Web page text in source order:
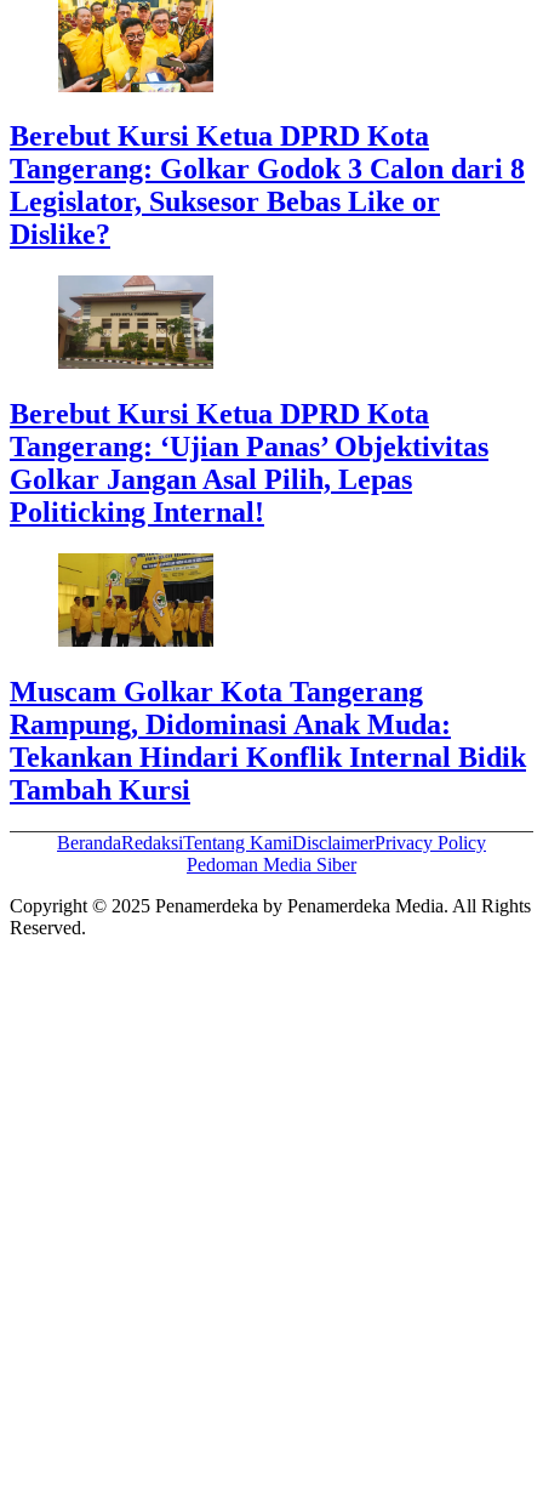
Berebut Kursi Ketua DPRD Kota
Tangerang: Golkar Godok 3 Calon dari 8
Legislator, Suksesor Bebas Like or
Dislike?
Berebut Kursi Ketua DPRD Kota
Tangerang: ‘Ujian Panas’ Objektivitas
Golkar Jangan Asal Pilih, Lepas
Politicking Internal!
Muscam Golkar Kota Tangerang
Rampung, Didominasi Anak Muda:
Tekankan Hindari Konflik Internal Bidik
Tambah Kursi
BerandaRedaksiTentang KamiDisclaimerPrivacy Policy
Pedoman Media Siber
Copyright © 2025 Penamerdeka by Penamerdeka Media. All Rights
Reserved.